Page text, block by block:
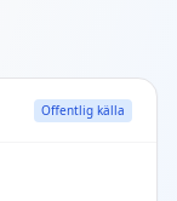
Offentlig källa